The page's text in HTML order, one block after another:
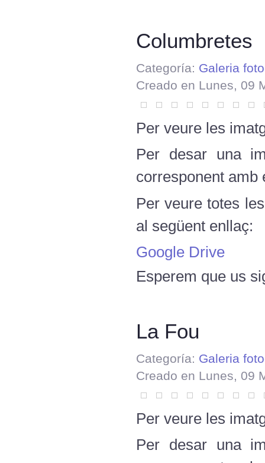
Columbretes
Categoría: Galeria
Creado en Lunes, 09
Per veure les
Per desar una
corresponent amb
Per veure totes
al següent enllaç:
Google Drive
Esperem que us
La Fou
Categoría: Galeria
Creado en Lunes, 09
Per veure les
Per desar una